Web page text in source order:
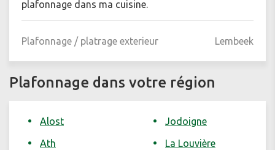
plafonnage dans ma cuisine.
Plafonnage / platrage exterieur Lembeek
Plafonnage dans votre région
Alost
Ath
Jodoigne
La Louvière